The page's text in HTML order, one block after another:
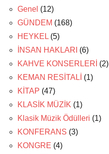
Genel (12)
GÜNDEM (168)
HEYKEL (5)
İNSAN HAKLARI (6)
KAHVE KONSERLERİ (2)
KEMAN RESİTALİ (1)
KİTAP (47)
KLASİK MÜZİK (1)
Klasik Müzik Ödülleri (1)
KONFERANS (3)
KONGRE (4)